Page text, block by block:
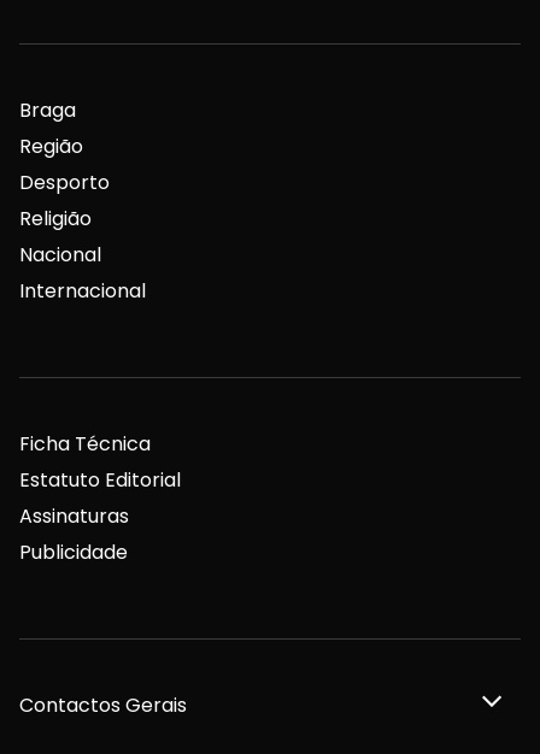
Braga
Região
Desporto
Religião
Nacional
Internacional
Ficha Técnica
Estatuto Editorial
Assinaturas
Publicidade
Contactos Gerais